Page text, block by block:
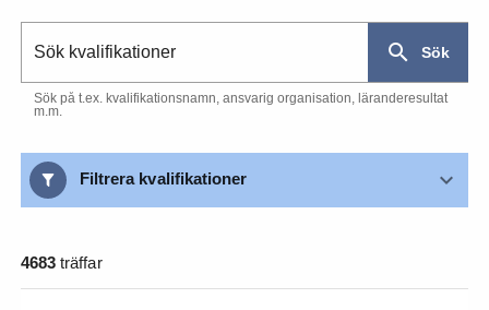
Sök kvalifikationer Sök
Sök på t.ex. kvalifikationsnamn, ansvarig organisation, läranderesultat
m.m.
Filtrera kvalifikationer
4683träffar